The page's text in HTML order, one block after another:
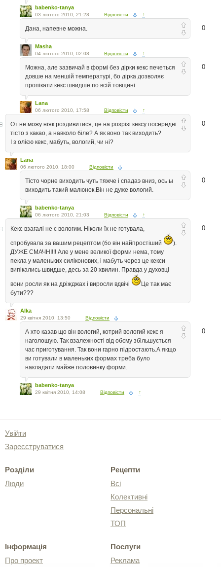
babenko-tanya
03 лютого 2010, 21:28 Відповісти ↑
0
Дана, напевне можна.
Masha
04 лютого 2010, 02:08 Відповісти ↑
0
Можна, але зазвичай в формі без дірки кекс печеться
довше на меншій температурі, бо дірка дозволяє
пропікати кекс швидше по всій товщині
Lana
06 лютого 2010, 17:58 Відповісти ↑
0
От не можу ніяк роздивитися, це на розрізі кексу посередні
тісто з какао, а навколо біле? А як воно так виходить?
І з олією кекс, мабуть, вологий, чи ні?
Lana
06 лютого 2010, 18:00 Відповісти
0
Тісто чорне виходить чуть тяжче і спадаэ вниз, ось ы
виходить такий малюнок.Він не дуже вологий.
babenko-tanya
06 лютого 2010, 21:03 Відповісти ↑
0
Кекс взагалі не є вологим. Ніколи їх не готувала,
спробувала за вашим рецептом (бо він найпростіший
).
ДУЖЕ СМАЧНІ!!! Але у мене великої форми нема, тому
пекла у маленьких силіконових, і мабуть через це кекси
випікались швидше, десь за 20 хвилин. Правда у духовці
вони росли як на дріжджах і виросли вдвічі
Це так має
бути???
Alka
29 квітня 2010, 13:50 Відповісти
0
А хто казав що він вологий, котрий вологий кекс я
наголошую. Так взалежності від обєму збільшується
час приготування. Так вони гарно підростають.А якщо
ви готували в маленьких формах треба було
накладати майже половинку форми.
babenko-tanya
29 квітня 2010, 14:08 Відповісти ↑
Увійти
Зареєструватися
Розділи
Люди
Рецепти
Всі
Колективні
Персональні
ТОП
Інформація
Про проект
Послуги
Реклама